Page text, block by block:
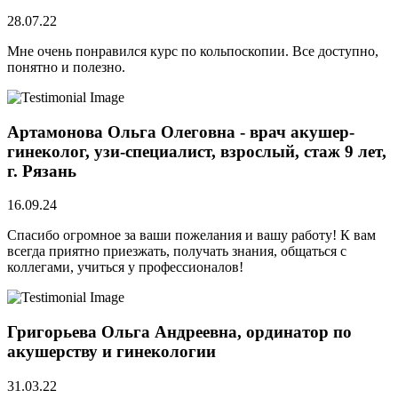
28.07.22
Мне очень понравился курс по кольпоскопии. Все доступно,
понятно и полезно.
Артамонова Ольга Олеговна - врач акушер-
гинеколог, узи-специалист, взрослый, стаж 9 лет,
г. Рязань
16.09.24
Спасибо огромное за ваши пожелания и вашу работу! К вам
всегда приятно приезжать, получать знания, общаться с
коллегами, учиться у профессионалов!
Григорьева Ольга Андреевна, ординатор по
акушерству и гинекологии
31.03.22